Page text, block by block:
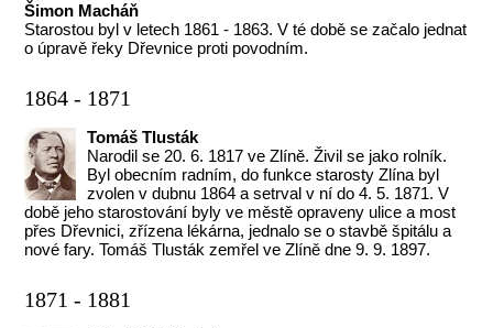
Šimon Macháň
Starostou byl v letech 1861 - 1863. V té době se začalo jednat
o úpravě řeky Dřevnice proti povodním.
1864 - 1871
Tomáš Tlusták
Narodil se 20. 6. 1817 ve Zlíně. Živil se jako rolník.
Byl obecním radním, do funkce starosty Zlína byl
zvolen v dubnu 1864 a setrval v ní do 4. 5. 1871. V
době jeho starostování byly ve městě opraveny ulice a most
přes Dřevnici, zřízena lékárna, jednalo se o stavbě špitálu a
nové fary. Tomáš Tlusták zemřel ve Zlíně dne 9. 9. 1897.
1871 - 1881